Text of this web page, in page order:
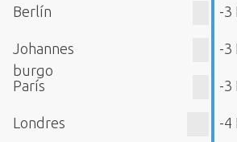
Berlín -3
Johannes
burgo
-3
París -3
Londres -4